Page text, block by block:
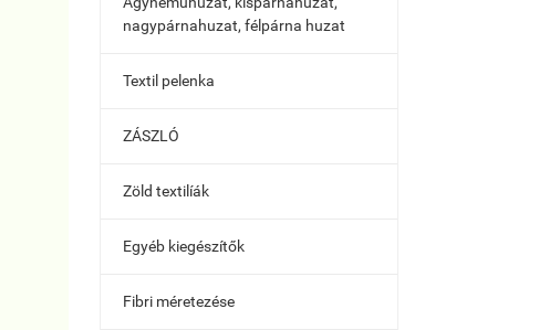
nagypárnahuzat, félpárna huzat
Textil pelenka
ZÁSZLÓ
Zöld textilíák
Egyéb kiegészítők
Fibri méretezése